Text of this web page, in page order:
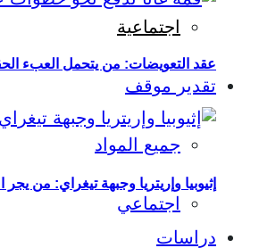
اجتماعية
تقدير موقف
جميع المواد
اجتماعي
عقد التعويضات: من يتحمل العبء
إثيوبيا وإريتريا وجبهة تيغراي: من
دراسات